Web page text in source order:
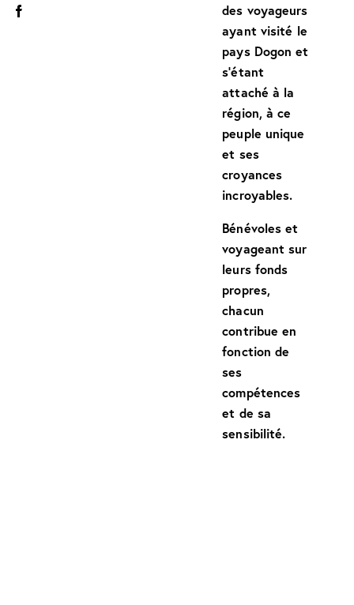
des voyageurs
ayant visité le
pays Dogon et
s’étant
attaché à la
région, à ce
peuple unique
et ses
croyances
incroyables.
Bénévoles et
voyageant sur
leurs fonds
propres,
chacun
contribue en
fonction de
ses
compétences
et de sa
sensibilité.